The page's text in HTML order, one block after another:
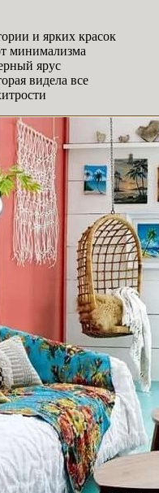
и ярких красок
минимализма
ярус
видела все